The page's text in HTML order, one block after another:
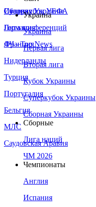
Сборная Украины
Италия
Германия
Франция
Нидерланды
Турция
Португалия
Бельгия
МЛС
Саудовская Аравия
Суперкубок УЕФА
Лига конференций
ЛЧ - Top News
Украина
Украина
Первая лига
Вторая лига
Кубок Украины
Суперкубок Украины
Сборная Украины
Сборные
Лига наций
ЧМ 2026
Чемпионаты
Англия
Испания